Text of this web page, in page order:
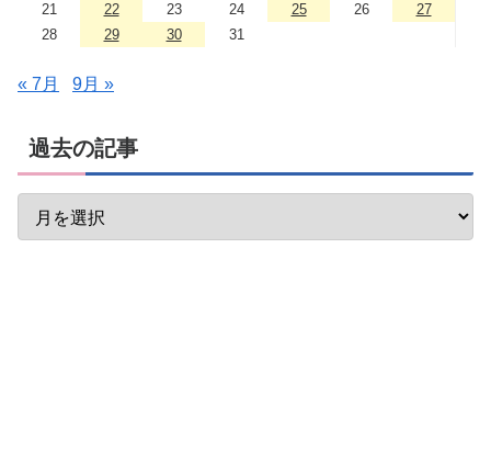
21
22 23 24 25 26
27
28
29 30 31
« 7月 9月 »
過去の記事